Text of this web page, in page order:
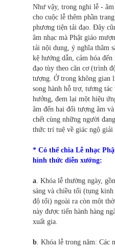
Như vậy, trong nghi lễ -
cho cuộc lễ thêm phần
phương tiện tải đạo. Đây
âm nhạc mà Phật giáo
tải nội dung, ý nghĩa thâm
kệ hướng dẫn, cảm hóa
đạo tùy theo căn cơ (trình
tượng. Ở trong không gian
song hành hỗ trợ, tương
hưởng, đem lại một hiệu
âm đến hai đối tượng âm
chết cùng những người
thức trí tuệ về giác ngộ giải
* Có thể chia Lễ nhạc
hình thức diễn xướng:
a. Khóa lễ thường ngày,
sáng và chiều tối (tụng
độ tối) ngoài ra còn một
này được tiến hành hàng
xuất gia.
b. Khóa lễ trong năm: Các